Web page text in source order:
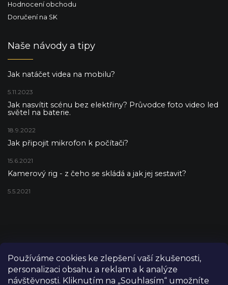
Používáme cookies ke zlepšení vaší zkušenosti,
personalizaci obsahu a reklam a k analýze
návštěvnosti. Kliknutím na „Souhlasím“ umožníte
Hodnocení obchodu
Doručení na SK
Naše návody a tipy
Jak natáčet videa na mobilu?
5.11.2023
Jak nasvítit scénu bez elektřiny? Průvodce foto video led
světel na baterie.
18.9.2022
Jak připojit mikrofon k počítači?
15.6.2021
Kamerový rig - z čeho se skládá a jak jej sestavit?
5.5.2021